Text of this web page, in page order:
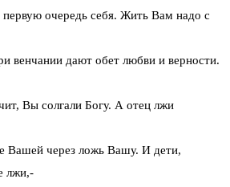
очередь себя. Жить Вам надо с
венчании дают обет любви и верности.
Вы солгали Богу. А отец лжи
Вашей через ложь Вашу. И дети,
лжи,-